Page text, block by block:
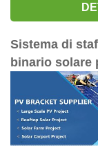
Sistema di
binario solare